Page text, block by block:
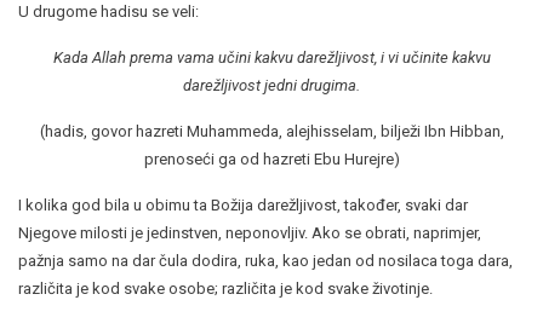
U drugome hadisu se veli:
Kada Allah prema vama učini kakvu darežljivost, i vi učinite kakvu
darežljivost jedni drugima.
(hadis, govor hazreti Muhammeda, alejhisselam, bilježi Ibn Hibban,
prenoseći ga od hazreti Ebu Hurejre)
I kolika god bila u obimu ta Božija darežljivost, također, svaki dar
Njegove milosti je jedinstven, neponovljiv. Ako se obrati, naprimjer,
pažnja samo na dar čula dodira, ruka, kao jedan od nosilaca toga dara,
različita je kod svake osobe; različita je kod svake životinje.